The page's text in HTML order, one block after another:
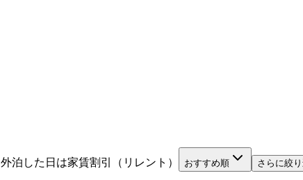
外泊した日は家賃割引（リレント） おすすめ順 さらに絞